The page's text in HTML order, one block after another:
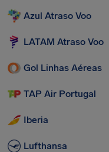
Azul Atraso Voo
LATAM Atraso Voo
Gol Linhas Aéreas
TAP Air Portugal
Iberia
Lufthansa